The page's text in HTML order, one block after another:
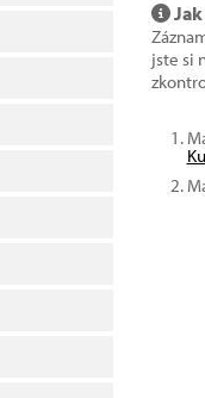
Jak
jste si